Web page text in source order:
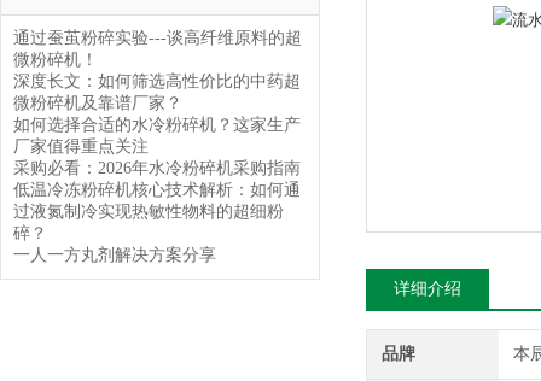
通过蚕茧粉碎实验---谈高纤维原料的超
微粉碎机！
深度长文：如何筛选高性价比的中药超
微粉碎机及靠谱厂家？
如何选择合适的水冷粉碎机？这家生产
厂家值得重点关注
采购必看：2026年水冷粉碎机采购指南
低温冷冻粉碎机核心技术解析：如何通
过液氮制冷实现热敏性物料的超细粉
碎？
一人一方丸剂解决方案分享
详细介绍
品牌 本